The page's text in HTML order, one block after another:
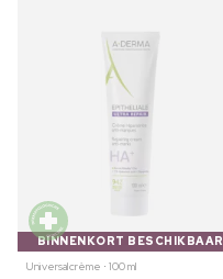
BINNENKORT BESCHIKBAAR
Universalcrème ⋅ 100 ml